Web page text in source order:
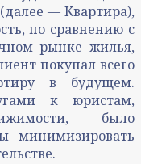
— Квартира),
по сравнению с
рынке жилья,
покупал всего
в будущем.
к юристам,
было
минимизировать